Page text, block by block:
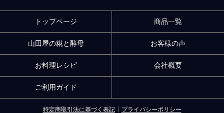
トップページ 商品一覧
山田屋の糀と酵母 お客様の声
お料理レシピ 会社概要
ご利用ガイド
特定商取引法に基づく表記 プライバシーポリシー